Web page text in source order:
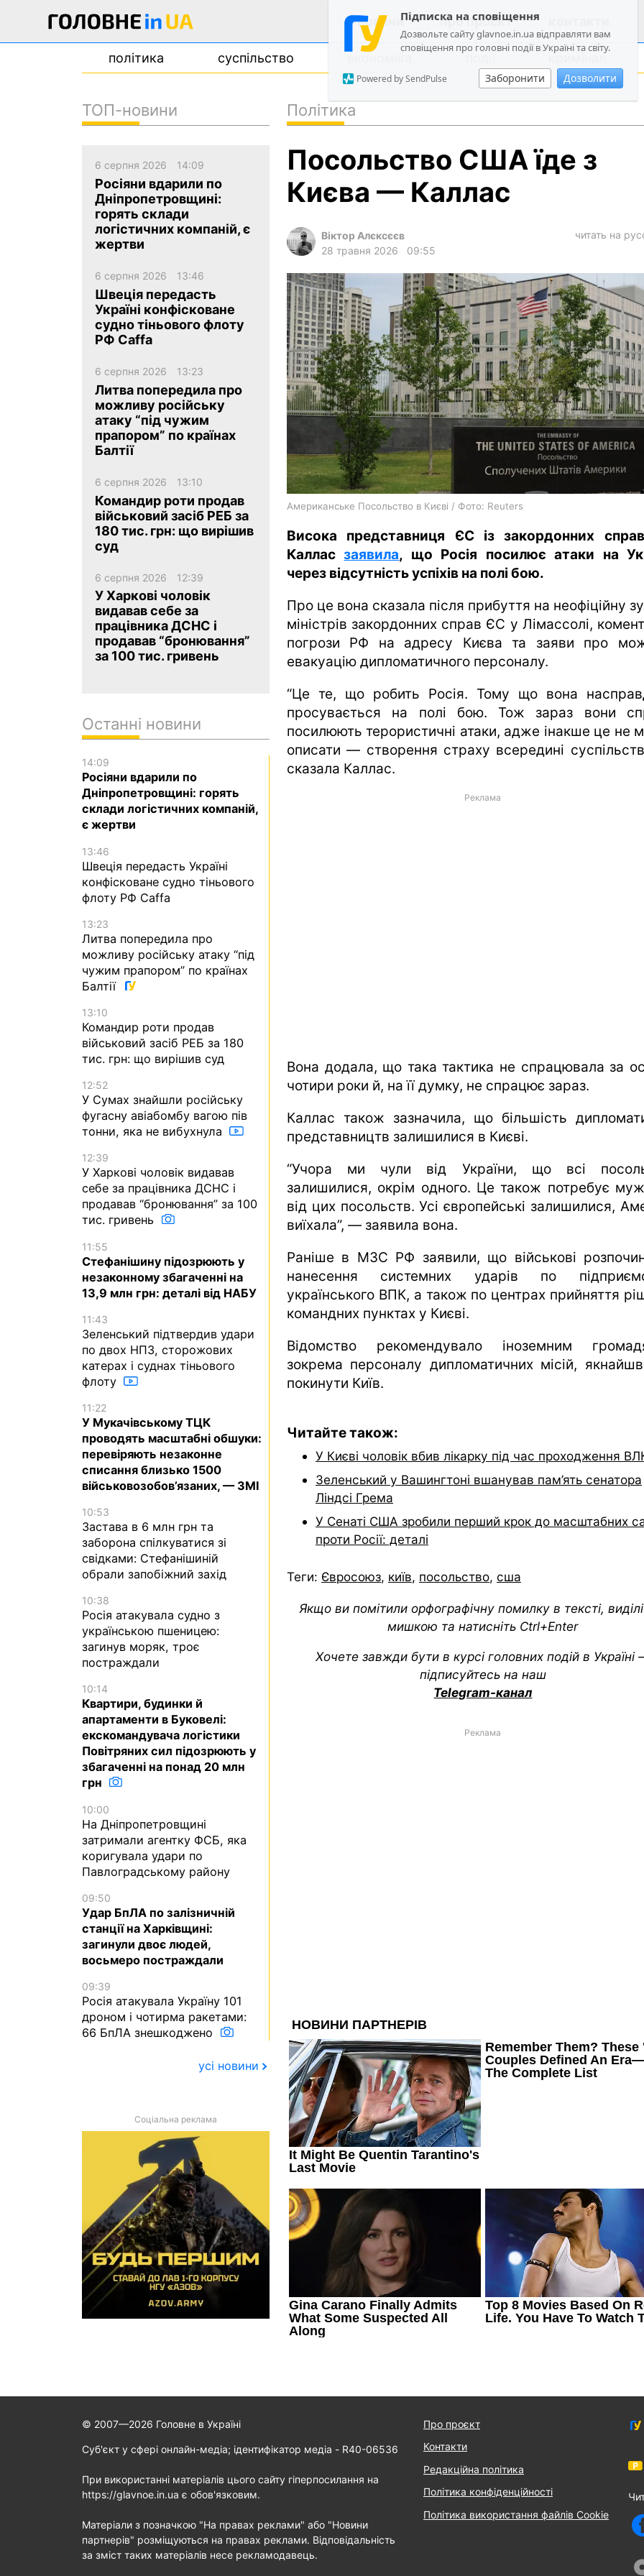
Підписка на сповіщення
Дозвольте сайту glavnoe.in.ua відправляти вам
сповіщення про головні події в Україні та світу.
Заборонити Дозволити
Powered by SendPulse
новини про проєкт
політика суспільство кримінал
політика
суспільство
події
спорт
лонгріди
харків
архів
gambling
en
Політика
Посольство США їде з
Києва — Каллас
Віктор Алєксєєв
28 травня 2026
09:55
читать на
Американське Посольство в Києві / Фото: Reuters
Висока представниця ЄС із закордонних
Калласзаявила, що Росія посилює атаки на
через відсутність успіхів на полі бою.
Про це вона сказала після прибуття на неофіційну
міністрів закордонних справ ЄС у Лімассолі,
погрози РФ на адресу Києва та заяви про
евакуацію дипломатичного персоналу.
“Це те, що робить Росія. Тому що вона
просувається на полі бою. Тож зараз вони
посилюють терористичні атаки, адже інакше це не
описати — створення страху всередині
сказала Каллас.
Реклама
Вона додала, що така тактика не спрацювала за
чотири роки й, на її думку, не спрацює зараз.
Каллас також зазначила, що більшість
представництв залишилися в Києві.
“Учора ми чули від України, що всі
залишилися, окрім одного. Це також потребує
від цих посольств. Усі європейські залишилися,
виїхала”, — заявила вона.
Раніше в МЗС РФ заявили, що військові
нанесення системних ударів по
українського ВПК, а також по центрах прийняття
командних пунктах у Києві.
Відомство рекомендувало іноземним
зокрема персоналу дипломатичних місій,
покинути Київ.
Читайте також:
У Києві чоловік вбив лікарку під час проходження
Зеленський у Вашингтоні вшанував пам’ять сенатора
Ліндсі Грема
У Сенаті США зробили перший крок до масштабних
проти Росії: деталі
Теги: Євросоюз, київ, посольство, сша
Якщо ви помітили орфографічну помилку в тексті,
мишкою та натисніть Ctrl+Enter
Хочете завжди бути в курсі головних подій в Україні
підписуйтесь на наш
Telegram-канал
Реклама
ТОП-новини
6 серпня 2026 14:09
Росіяни вдарили по
Дніпропетровщині:
горять склади
логістичних компаній, є
жертви
6 серпня 2026 13:46
Швеція передасть
Україні конфісковане
судно тіньового флоту
РФ Caffa
6 серпня 2026 13:23
Литва попередила про
можливу російську
атаку “під чужим
прапором” по країнах
Балтії
6 серпня 2026 13:10
Командир роти продав
військовий засіб РЕБ за
180 тис. грн: що вирішив
суд
6 серпня 2026 12:39
У Харкові чоловік
видавав себе за
працівника ДСНС і
продавав “бронювання”
за 100 тис. гривень
Останні новини
14:09
Росіяни вдарили по
Дніпропетровщині: горять
склади логістичних компаній,
є жертви
13:46
Швеція передасть Україні
конфісковане судно тіньового
флоту РФ Caffa
13:23
Литва попередила про
можливу російську атаку “під
чужим прапором” по країнах
Балтії
13:10
Командир роти продав
військовий засіб РЕБ за 180
тис. грн: що вирішив суд
12:52
У Сумах знайшли російську
фугасну авіабомбу вагою пів
тонни, яка не вибухнула
12:39
У Харкові чоловік видавав
себе за працівника ДСНС і
продавав “бронювання” за 100
тис. гривень
11:55
Стефанішину підозрюють у
незаконному збагаченні на
13,9 млн грн: деталі від НАБУ
11:43
Зеленський підтвердив удари
по двох НПЗ, сторожових
катерах і суднах тіньового
флоту
11:22
У Мукачівському ТЦК
проводять масштабні обшуки:
перевіряють незаконне
списання близько 1500
військовозобов’язаних, — ЗМІ
10:53
Застава в 6 млн грн та
заборона спілкуватися зі
свідками: Стефанішиній
обрали запобіжний захід
10:38
Росія атакувала судно з
українською пшеницею:
загинув моряк, троє
постраждали
10:14
Квартири, будинки й
апартаменти в Буковелі:
екскомандувача логістики
Повітряних сил підозрюють у
збагаченні на понад 20 млн
грн
10:00
На Дніпропетровщині
затримали агентку ФСБ, яка
коригувала удари по
Павлоградському району
09:50
Удар БпЛА по залізничній
станції на Харківщині:
загинули двоє людей,
восьмеро постраждали
09:39
Росія атакувала Україну 101
дроном і чотирма ракетами:
66 БпЛА знешкоджено
усі новини
Соціальна реклама
© 2007—2026 Головне в Україні
Cуб'єкт у сфері онлайн-медіа; ідентифікатор медіа - R40-06536
При використанні матеріалів цього сайту гіперпосилання на
https://glavnoe.in.ua є обов'язковим.
Матеріали з позначкою "На правах реклами" або "Новини
партнерів" розміщуються на правах реклами. Відповідальність
за зміст таких матеріалів несе рекламодавець.
Про проєкт
Контакти
Редакційна політика
Політика конфіденційності
Політика використання файлів Cookie